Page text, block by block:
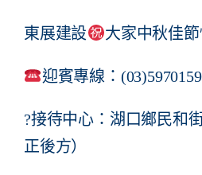
東展建設 大家中秋佳
迎賓專線：(03)5970159
?接待中心：湖口鄉民和
正後方）